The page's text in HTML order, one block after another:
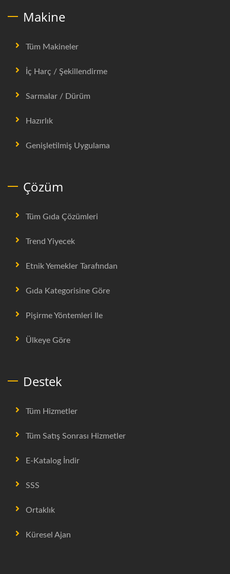
Makine
Tüm Makineler
İç Harç / Şekillendirme
Sarmalar / Dürüm
Hazırlık
Genişletilmiş Uygulama
Çözüm
Tüm Gıda Çözümleri
Trend Yiyecek
Etnik Yemekler Tarafından
Gıda Kategorisine Göre
Pişirme Yöntemleri Ile
Ülkeye Göre
Destek
Tüm Hizmetler
Tüm Satış Sonrası Hizmetler
E-Katalog İndir
SSS
Ortaklık
Küresel Ajan